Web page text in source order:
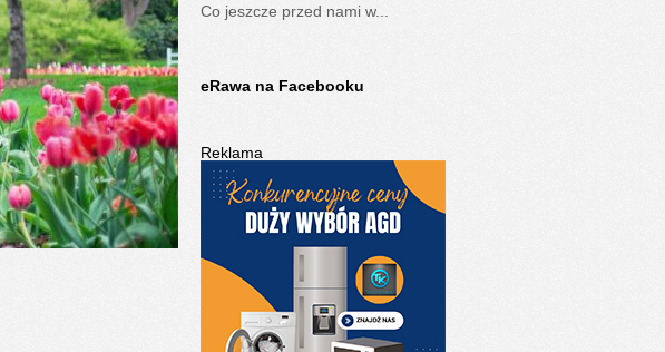
Co jeszcze przed nami w...
eRawa na Facebooku
Reklama